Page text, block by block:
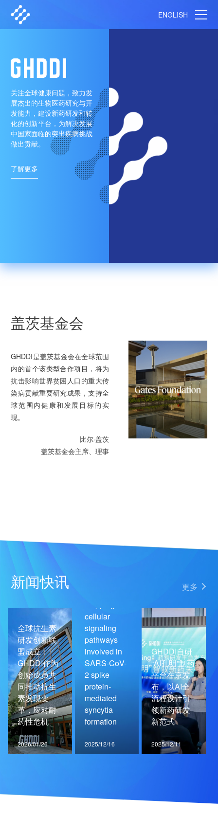
ENGLISH
关注全球健康问题，致力发
展杰出的生物医药研究与开
发能力，建设新药研发和转
化的创新平台，为解决发展
中国家面临的突出疾病挑战
做出贡献。
了解更多
盖茨基金会
GHDDI是盖茨基金会在全球范围
内的首个该类型合作项目，将为
抗击影响世界贫困人口的重大传
染病贡献重要研究成果，支持全
球范围内健康和发展目标的实
现。
比尔·盖茨
盖茨基金会主席、理事
新闻快讯 更多
全球抗生素
研发创新联
盟成立：
GHDDI作为
创始成员共
同推动抗生
素发现变
革，应对耐
药性危机
2026/01/26
cellular
signaling
pathways
involved in
SARS-CoV-
2 spike
protein-
mediated
syncytia
formation
2025/12/16
GHDDI自研
“AI孔明”制药
平台在京发
布，以AI全
流程设计引
领新药研发
新范式
2025/12/11